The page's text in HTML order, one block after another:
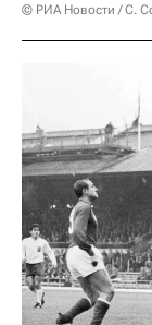
© РИА Новости / С.